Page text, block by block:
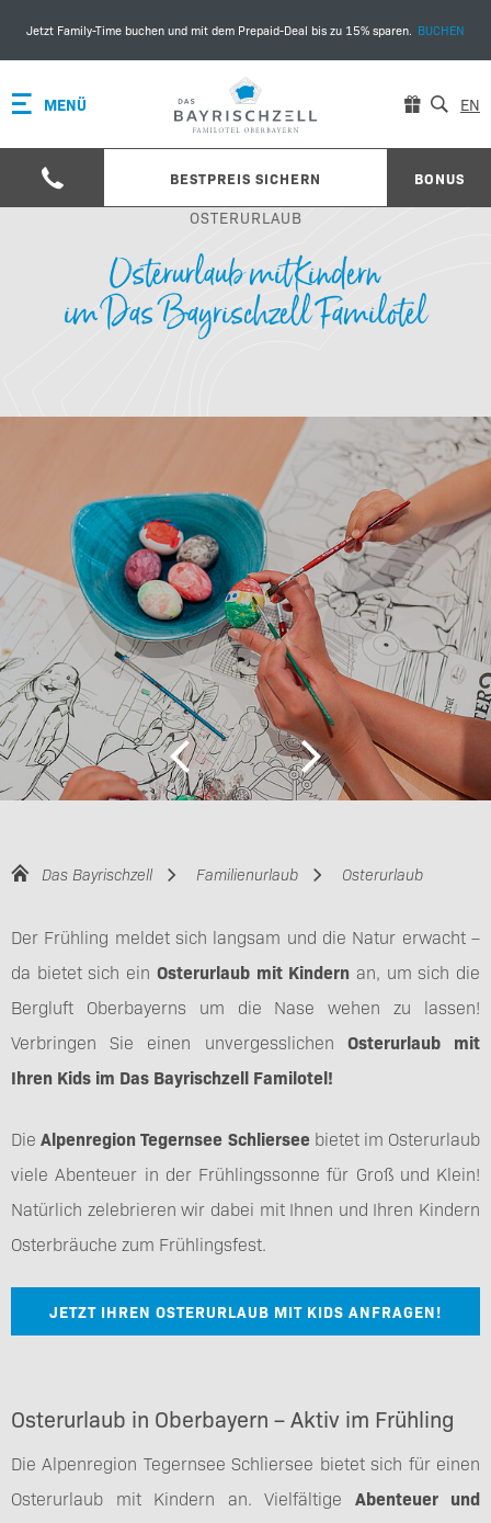
Jetzt Family-Time buchen und mit dem Prepaid-Deal bis zu 15% sparen. BUCHEN
MENÜ
BESTPREIS SICHERN BONUS
EN
OSTERURLAUB
Osterurlaub mit Kindern
im Das Bayrischzell Familotel
Das Bayrischzell Familienurlaub Osterurlaub
Der Frühling meldet sich langsam und die Natur erwacht –
da bietet sich ein Osterurlaub mit Kindern an, um sich die
Bergluft Oberbayerns um die Nase wehen zu lassen!
Verbringen Sie einen unvergesslichen Osterurlaub mit
Ihren Kids im Das Bayrischzell Familotel!
DieAlpenregion Tegernsee Schlierseebietet im Osterurlaub
viele Abenteuer in der Frühlingssonne für Groß und Klein!
Natürlich zelebrieren wir dabei mit Ihnen und Ihren Kindern
Osterbräuche zum Frühlingsfest.
JETZT IHREN OSTERURLAUB MIT KIDS ANFRAGEN!
Osterurlaub in Oberbayern – Aktiv im Frühling
Die Alpenregion Tegernsee Schliersee bietet sich für einen
Osterurlaub mit Kindern an. Vielfältige Abenteuer und